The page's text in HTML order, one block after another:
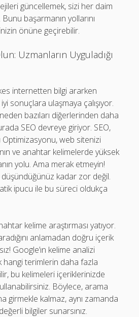
güncellemek, sizi her daim
başarmanın yollarını
önüne geçirebilir.
Uzmanların Uyguladığı
internetten bilgi ararken
sonuçlara ulaşmaya çalışıyor.
bazıları diğerlerinden daha
SEO devreye giriyor. SEO,
web sitenizi
ve anahtar kelimelerde yüksek
yolu. Ama merak etmeyin!
düşündüğünüz kadar zor değil.
ipucu ile bu süreci oldukça
kelime araştırması yatıyor.
anlamadan doğru içerik
Google’ın kelime analizi
hangi terimlerin daha fazla
bu kelimeleri içeriklerinizde
Böylece, arama
girmekle kalmaz, aynı zamanda
bilgiler sunarsınız.